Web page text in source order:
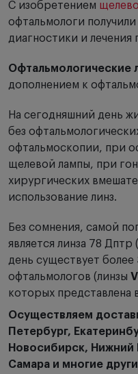
С изобретением
офтальмологи
диагностики и лечения
Офтальмологические
дополнением к
На сегодняшний день
без
офтальмоскопии, при
щелевой лампы, при
хирургических
использование линз.
Без сомнения, самой
является линза 78
день существует
офтальмологов (линзы
которых представлена
Осуществляем
Петербург,
Новосибирск, Нижний
Самара и многие